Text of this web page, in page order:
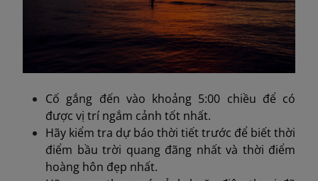
Cố gắng đến vào khoảng 5:00 chiều để có
được vị trí ngắm cảnh tốt nhất.
Hãy kiểm tra dự báo thời tiết trước để biết thời
điểm bầu trời quang đãng nhất và thời điểm
hoàng hôn đẹp nhất.